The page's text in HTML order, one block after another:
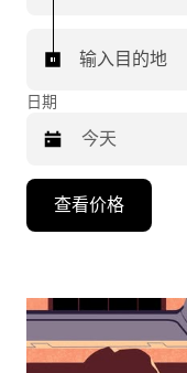
输入目的地
日期
向
头
查看价格